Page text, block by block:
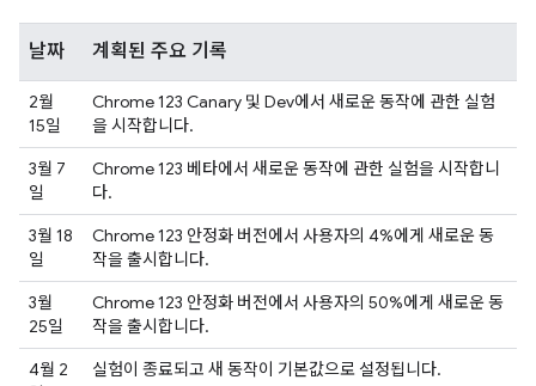
날짜 계획된 주요 기록
2월
15일
Chrome 123 Canary 및 Dev에서 새로운 동작에 관한 실험
을 시작합니다.
3월 7
일
Chrome 123 베타에서 새로운 동작에 관한 실험을 시작합니
다.
3월 18
일
Chrome 123 안정화 버전에서 사용자의 4%에게 새로운 동
작을 출시합니다.
3월
25일
Chrome 123 안정화 버전에서 사용자의 50%에게 새로운 동
작을 출시합니다.
4월 2
실험이 종료되고 새 동작이 기본값으로 설정됩니다.